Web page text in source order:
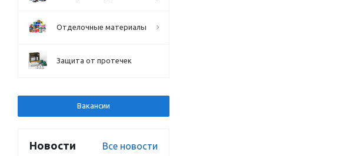
Отделочные материалы
Защита от протечек
Вакансии
Новости Все новости